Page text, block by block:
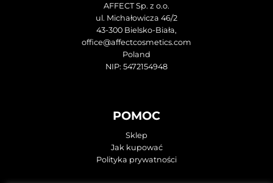
AFFECT Sp. z o.o.
ul. Michałowicza 46/2
43-300 Bielsko-Biała,
office@affectcosmetics.com
Poland
NIP: 5472154948
POMOC
Sklep
Jak kupować
Polityka prywatności